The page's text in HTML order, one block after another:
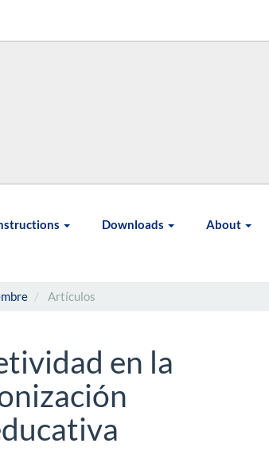
Downloads About
Artículos
en la